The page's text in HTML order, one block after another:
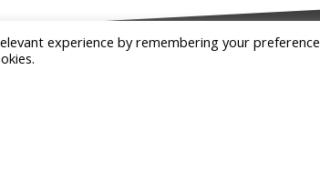
experience by remembering your